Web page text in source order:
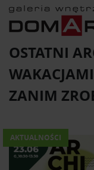
OSTATNI
ZANIM
AKTUALNOŚCI